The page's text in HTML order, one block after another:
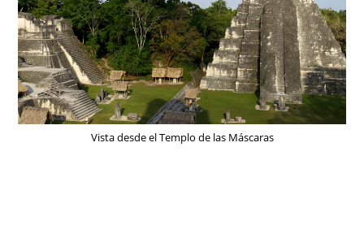
Vista desde el Templo de las Máscaras